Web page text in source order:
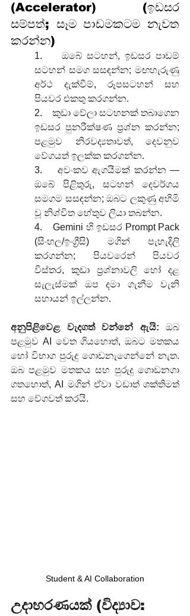
(Accelerator) (ඉඩසර
සම්පත්; සෑම පාඩමකටම නැවත
කරන්න)
1.    ඔබේ සටහන්, ඉඩසර පාඩම්
සටහන් සමග සසඳන්න; මඟහැරුණු
අර්ථ දැක්වීම්, රූපසටහන් සහ
පියවර එකතු කරගන්න.
2.    කුඩා වේලා සටහනක් තබාගෙන
ඉඩසර පුනරීක්ෂණ ප්‍රශ්න කරන්න;
පළමුව නිරවද්‍යතාවත්, දෙවනුව
වේගයත් ඉලක්ක කරගන්න.
3.    අවංකව ඇගයීමක් කරන්න —
ඔබේ පිළිතුරු, සටහන් දෙවර්ගය
සමගම සසඳන්න; ඔබට ලකුණු අහිමි
වූ නිශ්චිත හේතුව ලියා තබන්න.
4.    Gemini හි ඉඩසර Prompt Pack
(සිංහල/ඉංග්‍රීසි) මගින් පැහැදිලි
කරගන්න; පියවරෙන් පියවර
විස්තර, කුඩා ප්‍රශ්නාවලි හෝ දළ
සැලැස්මක් ඔප දමා ගැනීම වැනි
සහායන් ඉල්ලන්න.
අනුපිළිවෙළ වැදගත් වන්නේ ඇයි: ඔබ
පළමුව AI වෙත ගියහොත්, ඔබට මතකය
හෝ විභාග පුරුදු ගොඩනැගෙන්නේ නැත.
ඔබ පළමුව මතකය සහ පුරුදු ගොඩනගා
ගතහොත්, AI මගින් ඒවා වඩාත් ශක්තිමත්
සහ වේගවත් කරයි.
Student & AI Collaboration
උදාහරණයක් (විද්‍යාව: